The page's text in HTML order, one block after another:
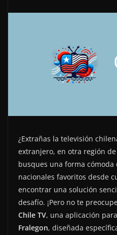
¿Extrañas la televisión
extranjero, en otra región
busques una forma cómoda
nacionales favoritos desde
encontrar una solución
desafío. ¡Pero no te
Chile TV, una aplicación
Fralegon, diseñada